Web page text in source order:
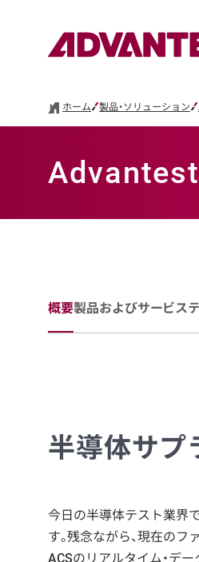
ホーム 製品・ソリューション
概要製品およびサービス
半導体サプ
今日の半導体テスト業界
す。残念ながら、現在の
ACSのリアルタイム・デ